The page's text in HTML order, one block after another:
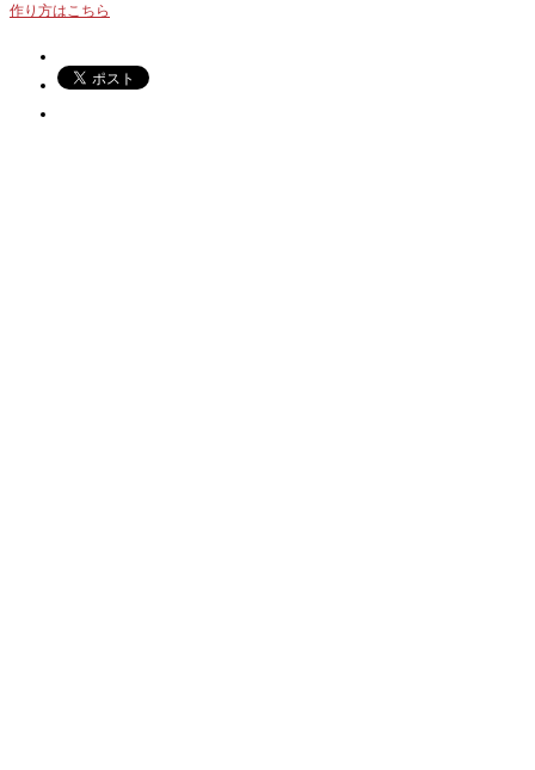
作り方はこちら